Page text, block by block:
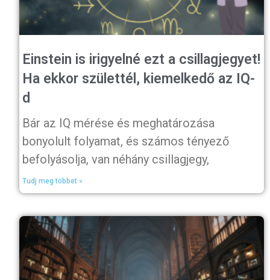
Einstein is irigyelné ezt a csillagjegyet!
Ha ekkor születtél, kiemelkedő az IQ-
d
Bár az IQ mérése és meghatározása
bonyolult folyamat, és számos tényező
befolyásolja, van néhány csillagjegy,
Tudj meg többet »